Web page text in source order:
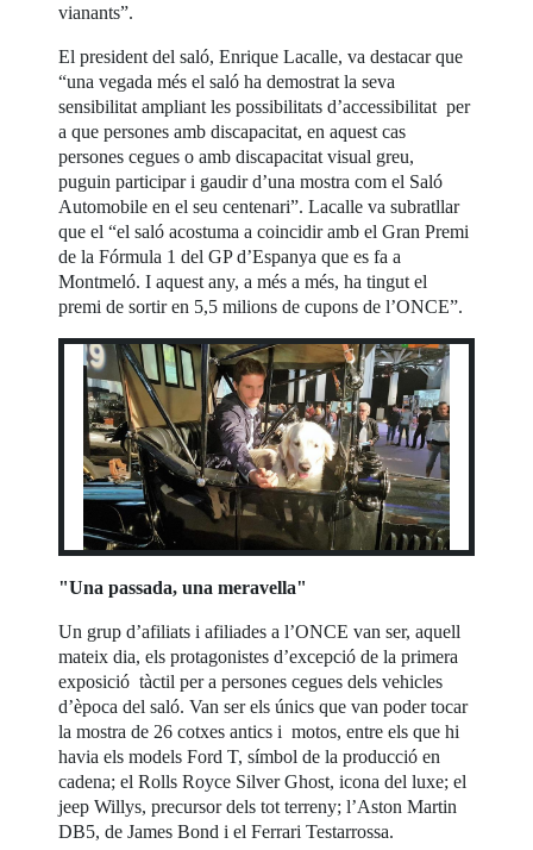
vianants”.
El president del saló, Enrique Lacalle, va destacar que
“una vegada més el saló ha demostrat la seva
sensibilitat ampliant les possibilitats d’accessibilitat per
a que persones amb discapacitat, en aquest cas
persones cegues o amb discapacitat visual greu,
puguin participar i gaudir d’una mostra com el Saló
Automobile en el seu centenari”. Lacalle va subratllar
que el “el saló acostuma a coincidir amb el Gran Premi
de la Fórmula 1 del GP d’Espanya que es fa a
Montmeló. I aquest any, a més a més, ha tingut el
premi de sortir en 5,5 milions de cupons de l’ONCE”.
"Una passada, una meravella"
Un grup d’afiliats i afiliades a l’ONCE van ser, aquell
mateix dia, els protagonistes d’excepció de la primera
exposició tàctil per a persones cegues dels vehicles
d’època del saló. Van ser els únics que van poder tocar
la mostra de 26 cotxes antics i motos, entre els que hi
havia els models Ford T, símbol de la producció en
cadena; el Rolls Royce Silver Ghost, icona del luxe; el
jeep Willys, precursor dels tot terreny; l’Aston Martin
DB5, de James Bond i el Ferrari Testarrossa.